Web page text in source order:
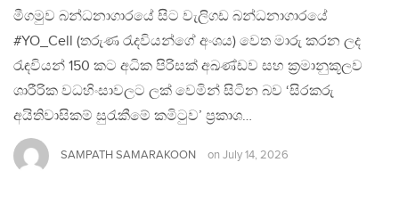
මීගමුව බන්ධනාගාරයේ සිට වැලිගඩ බන්ධනාගාරයේ
#YO_Cell (තරුණ රැදවියන්ගේ අංශය) වෙත මාරු කරන ලද
රැඳවියන් 150 කට අධික පිරිසක් අඛණ්ඩව සහ ක්‍රමානුකූලව
ශාරීරික වධහිංසාවලට ලක් වෙමින් සිටින බව ‘සිරකරු
අයිතිවාසිකම් සුරැකීමේ කමිටුව’ ප්‍රකාශ…
SAMPATH SAMARAKOON on July 14, 2026